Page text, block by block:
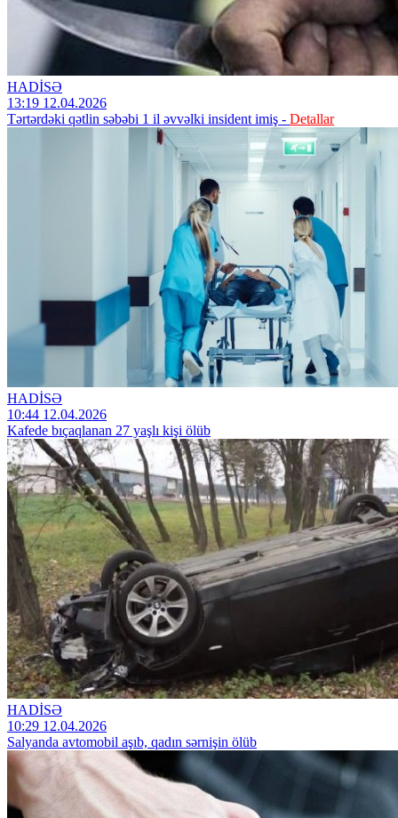
HADİSƏ
13:19 12.04.2026
Tərtərdəki qətlin səbəbi 1 il əvvəlki insident imiş - Detallar
HADİSƏ
10:44 12.04.2026
Kafede bıçaqlanan 27 yaşlı kişi ölüb
HADİSƏ
10:29 12.04.2026
Salyanda avtomobil aşıb, qadın sərnişin ölüb